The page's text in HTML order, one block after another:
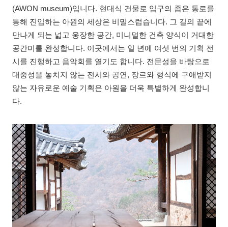
(AWON museum)입니다. 현대식 건물로 입구의 좁은 통로를
통해 진입하는 아원의 세상은 비밀스럽습니다. 그 길의 끝에
만나게 되는 넓고 웅장한 공간, 미니멀한 건축 양식이 거대한
공간미를 완성합니다. 이곳에서는 일 년에 여섯 번의 기획 전
시를 진행하고 음악회를 열기도 합니다. 전문성을 바탕으로
대중성을 놓치지 않는 전시와 공연, 장르와 형식에 구애받지
않는 자유로운 예술 기획은 아원을 더욱 특별하게 완성합니
다.